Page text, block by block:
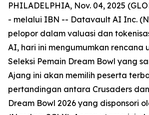
PHILADELPHIA, Nov. 04, 2025
- melalui IBN -- Datavault AI Inc.
pelopor dalam valuasi dan
AI, hari ini mengumumkan rencana
Seleksi Pemain Dream Bowl yang
Ajang ini akan memilih peserta
pertandingan antara Crusaders
Dream Bowl 2026 yang disponsori